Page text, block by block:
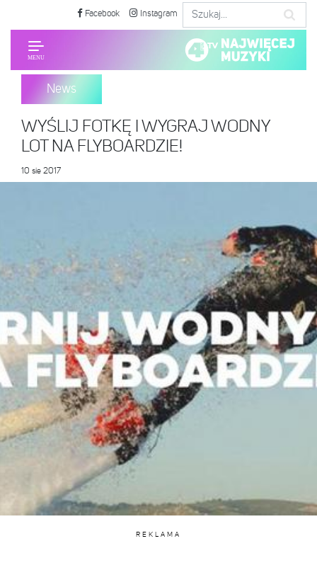
Facebook Instagram
News
WYŚLIJ FOTKĘ I WYGRAJ WODNY
LOT NA FLYBOARDZIE!
10 sie 2017
REKLAMA